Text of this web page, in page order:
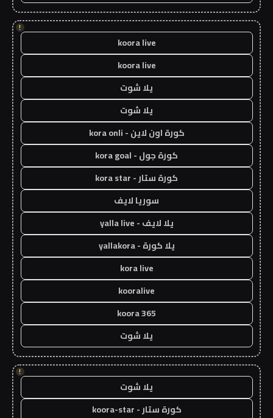
!
koora live
koora live
يلا شوت
يلا شوت
كورة اون لاين - kora onli
كورة جول - kora goal
كورة ستار - kora star
سوريا لايف
يلا لايف - yalla live
يلا كورة - yallakora
kora live
kooralive
koora 365
يلا شوت
!
يلا شوت
كورة ستار - koora-star